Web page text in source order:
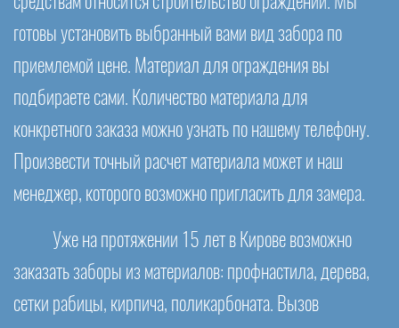
готовы установить выбранный вами вид забора по
приемлемой цене. Материал для ограждения вы
подбираете сами. Количество материала для
конкретного заказа можно узнать по нашему телефону.
Произвести точный расчет материала может и наш
менеджер, которого возможно пригласить для замера.
Уже на протяжении 15 лет в Кирове возможно
заказать заборы из материалов: профнастила, дерева,
сетки рабицы, кирпича, поликарбоната. Вызов